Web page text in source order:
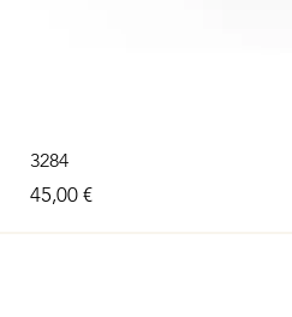
3284
Prezzo
45,00 €